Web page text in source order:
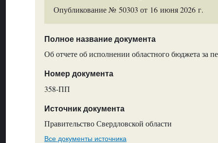
Опубликование № 50303 от 16 июня 2026 г.
Полное название документа
Об отчете об исполнении областного бюджета за
Номер документа
358-ПП
Источник документа
Правительство Свердловской области
Все документы источника